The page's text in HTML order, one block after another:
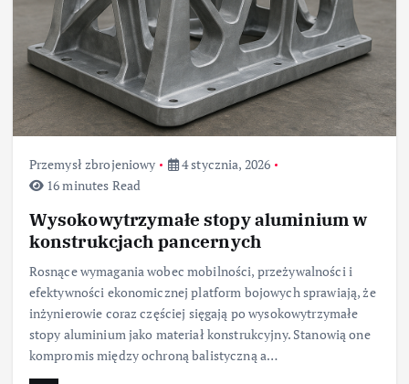
Przemysł zbrojeniowy
4 stycznia, 2026
16 minutes Read
Wysokowytrzymałe stopy aluminium w
konstrukcjach pancernych
Rosnące wymagania wobec mobilności, przeżywalności i
efektywności ekonomicznej platform bojowych sprawiają, że
inżynierowie coraz częściej sięgają po wysokowytrzymałe
stopy aluminium jako materiał konstrukcyjny. Stanowią one
kompromis między ochroną balistyczną a…